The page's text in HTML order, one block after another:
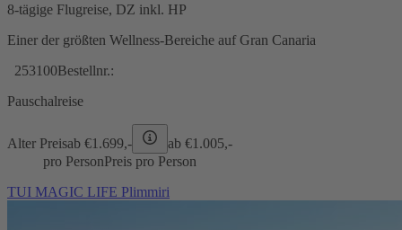
8-tägige Flugreise, DZ inkl. HP
Einer der größten Wellness-Bereiche auf Gran Canaria
253100Bestellnr.:
Pauschalreise
Alter Preisab €1.699,- ab €1.005,-
pro PersonPreis pro Person
TUI MAGIC LIFE Plimmiri